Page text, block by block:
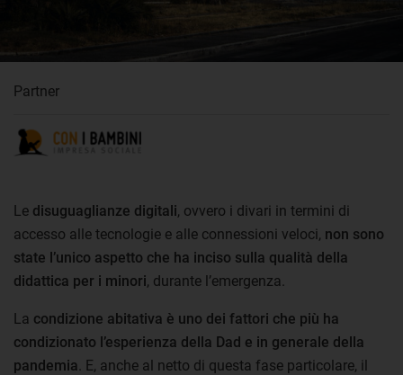
Partner
Le disuguaglianze digitali, ovvero i divari in termini di
accesso alle tecnologie e alle connessioni veloci, non sono
state l’unico aspetto che ha inciso sulla qualità della
didattica per i minori, durante l’emergenza.
La condizione abitativa è uno dei fattori che più ha
condizionato l’esperienza della Dad e in generale della
pandemia. E, anche al netto di questa fase particolare, il